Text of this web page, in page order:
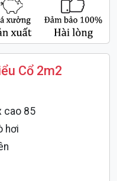
Cổ 2m2
cao 85
hơi